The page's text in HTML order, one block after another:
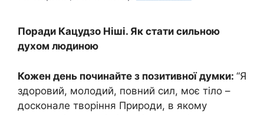
Поради Кацудзо Ніші. Як стати сильною
духом людиною
Кожен день починайте з позитивної думки: “Я
здоровий, молодий, повний сил, моє тіло –
досконале творіння Природи, в якому